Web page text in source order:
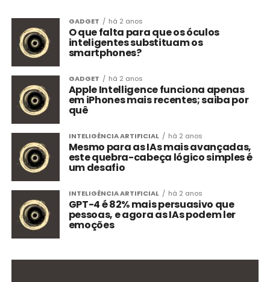
GADGET há 2 anos
O que falta para que os óculos
inteligentes substituam os
smartphones?
GADGET há 2 anos
Apple Intelligence funciona apenas
em iPhones mais recentes; saiba por
quê
INTELIGÊNCIA ARTIFICIAL há 2 anos
Mesmo para as IAs mais avançadas,
este quebra-cabeça lógico simples é
um desafio
INTELIGÊNCIA ARTIFICIAL há 2 anos
GPT-4 é 82% mais persuasivo que
pessoas, e agora as IAs podem ler
emoções